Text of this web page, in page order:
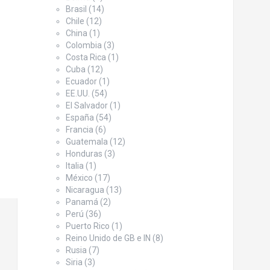
Brasil (14)
Chile (12)
China (1)
Colombia (3)
Costa Rica (1)
Cuba (12)
Ecuador(1)
EE.UU. (54)
El Salvador(1)
España (54)
Francia (6)
Guatemala (12)
Honduras (3)
Italia (1)
México (17)
Nicaragua (13)
Panamá (2)
Perú (36)
Puerto Rico (1)
Reino Unido de GB e IN (8)
Rusia (7)
Siria (3)